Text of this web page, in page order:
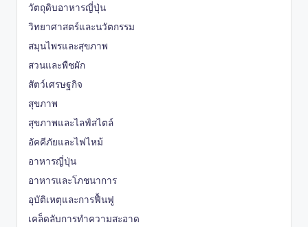
วัตถุดิบอาหารญี่ปุ่น
วิทยาศาสตร์และนวัตกรรม
สมุนไพรและสุขภาพ
สวนและพืชผัก
สัตว์เศรษฐกิจ
สุขภาพ
สุขภาพและไลฟ์สไตล์
อัคคีภัยและไฟไหม้
อาหารญี่ปุ่น
อาหารและโภชนาการ
อุบัติเหตุและการฟื้นฟู
เคล็ดลับการทำความสะอาด